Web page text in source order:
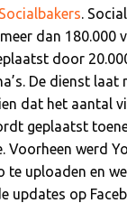
.
dan 180.000
door
De dienst laat
dat het aantal
geplaatst
Voorheen werd
te uploaden en
updates op